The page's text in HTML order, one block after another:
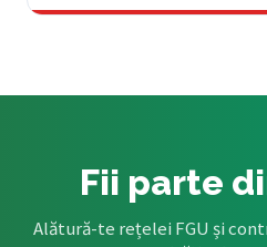
Fii parte
Alătură-te rețelei FGU și